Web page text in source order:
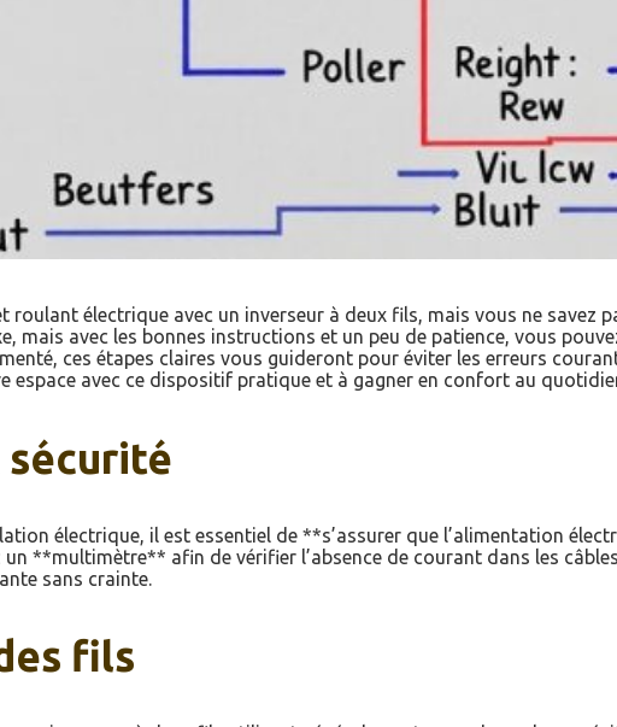
roulant électrique avec un inverseur à deux fils, mais vous ne savez
mais avec les bonnes instructions et un peu de patience, vous
ces étapes claires vous guideront pour éviter les erreurs
espace avec ce dispositif pratique et à gagner en confort au
électrique, il est essentiel de **s’assurer que l’alimentation
**multimètre** afin de vérifier l’absence de courant dans les
sans crainte.
fils